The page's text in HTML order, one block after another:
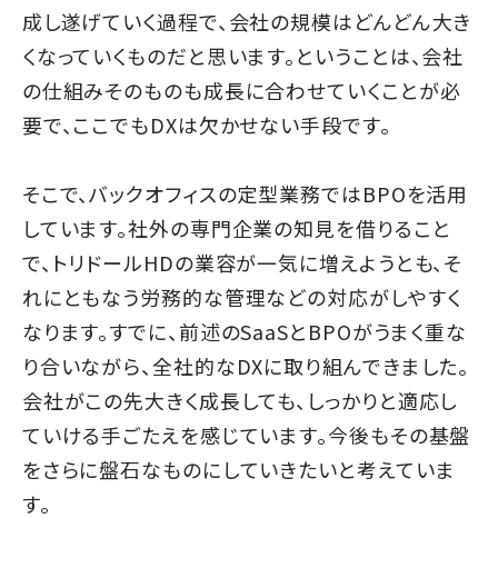
成し遂げていく過程で、会社の規模はどんどん大き
くなっていくものだと思います。ということは、会社
の仕組みそのものも成長に合わせていくことが必
要で、ここでもDXは欠かせない手段です。
そこで、バックオフィスの定型業務ではBPOを活用
しています。社外の専門企業の知見を借りること
で、トリドールHDの業容が一気に増えようとも、そ
れにともなう労務的な管理などの対応がしやすく
なります。すでに、前述のSaaSとBPOがうまく重な
り合いながら、全社的なDXに取り組んできました。
会社がこの先大きく成長しても、しっかりと適応し
ていける手ごたえを感じています。今後もその基盤
をさらに盤石なものにしていきたいと考えていま
す。